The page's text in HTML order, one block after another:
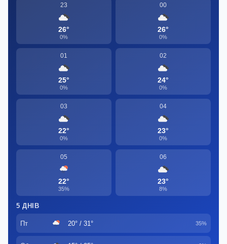
23
26°
0%
00
26°
0%
01
25°
0%
02
24°
0%
03
22°
0%
04
23°
0%
05
22°
35%
06
23°
8%
5 ДНІВ
Пт 20° / 31° 35%